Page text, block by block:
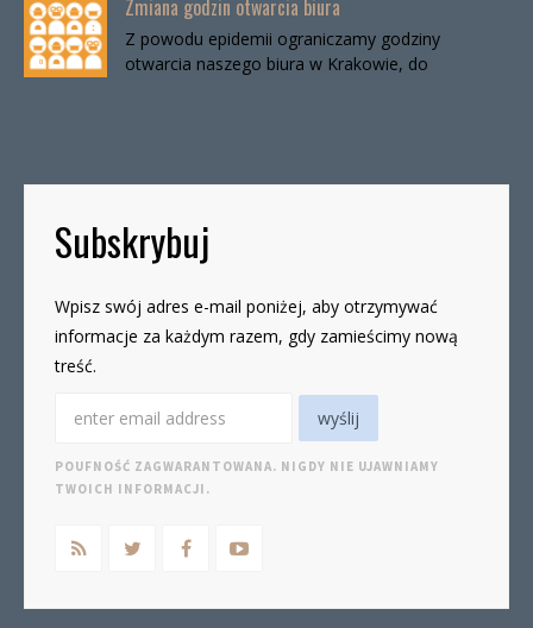
Zmiana godzin otwarcia biura
Z powodu epidemii ograniczamy godziny
otwarcia naszego biura w Krakowie, do
Subskrybuj
Wpisz swój adres e-mail poniżej, aby otrzymywać
informacje za każdym razem, gdy zamieścimy nową
treść.
POUFNOŚĆ ZAGWARANTOWANA. NIGDY NIE UJAWNIAMY
TWOICH INFORMACJI.